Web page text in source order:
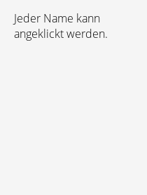
Jeder Name kann
angeklickt werden.